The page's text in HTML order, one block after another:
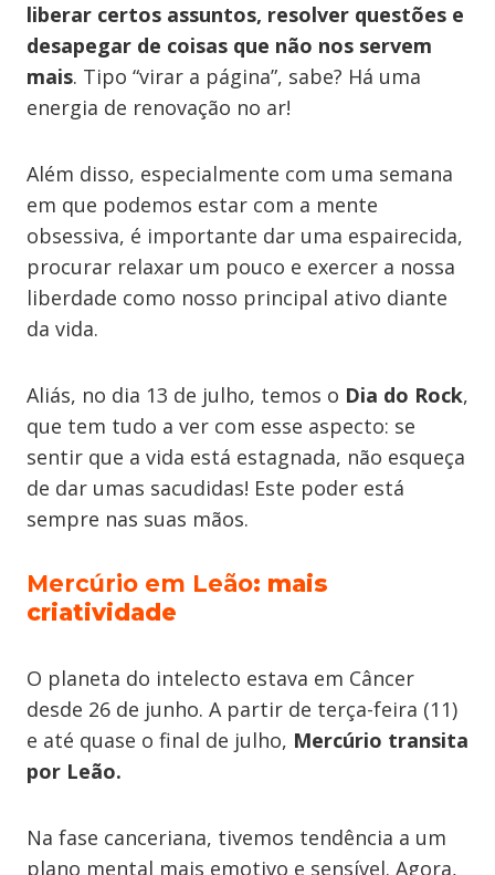
liberar certos assuntos, resolver questões e
desapegar de coisas que não nos servem
mais. Tipo “virar a página”, sabe? Há uma
energia de renovação no ar!
Além disso, especialmente com uma semana
em que podemos estar com a mente
obsessiva, é importante dar uma espairecida,
procurar relaxar um pouco e exercer a nossa
liberdade como nosso principal ativo diante
da vida.
Aliás, no dia 13 de julho, temos o Dia do Rock,
que tem tudo a ver com esse aspecto: se
sentir que a vida está estagnada, não esqueça
de dar umas sacudidas! Este poder está
sempre nas suas mãos.
Mercúrio em Leão: mais
criatividade
O planeta do intelecto estava em Câncer
desde 26 de junho. A partir de terça-feira (11)
e até quase o final de julho, Mercúrio transita
por Leão.
Na fase canceriana, tivemos tendência a um
plano mental mais emotivo e sensível. Agora,